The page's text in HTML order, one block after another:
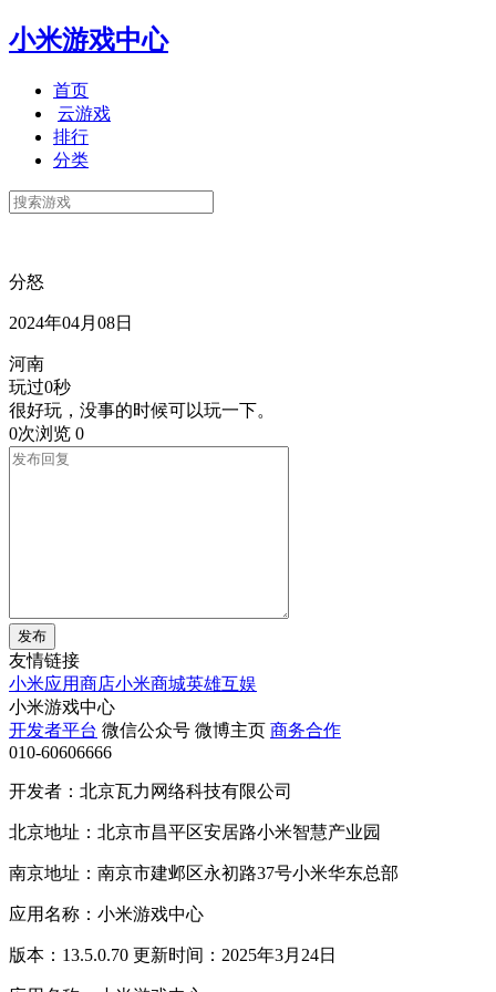
小米游戏中心
首页
云游戏
排行
分类
分怒
2024年04月08日
河南
玩过0秒
很好玩，没事的时候可以玩一下。
0次浏览 0
发布
友情链接
小米应用商店小米商城英雄互娱
小米游戏中心
开发者平台 微信公众号 微博主页 商务合作
010-60606666
开发者：北京瓦力网络科技有限公司
北京地址：北京市昌平区安居路小米智慧产业园
南京地址：南京市建邺区永初路37号小米华东总部
应用名称：小米游戏中心
版本：13.5.0.70 更新时间：2025年3月24日